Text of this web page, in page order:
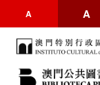
A A